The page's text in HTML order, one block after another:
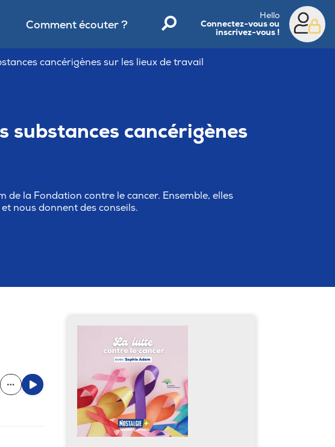
Comment écouter ?
Hello
Connectez-vous ou
inscrivez-vous !
cancérigènes sur les lieux de travail
substances cancérigènes
de la Fondation contre le cancer. Ensemble, elles
nous donnent des conseils.